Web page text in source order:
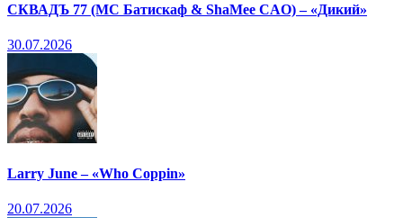
СКВАДЪ 77 (МС Батискаф & ShaMee CAO) – «Дикий»
30.07.2026
Larry June – «Who Coppin»
20.07.2026